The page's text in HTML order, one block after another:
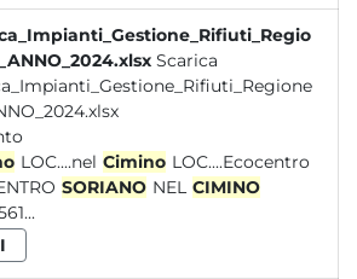
Scarica
LOC....nel Cimino LOC....Ecocentro
SORIANO NEL CIMINO